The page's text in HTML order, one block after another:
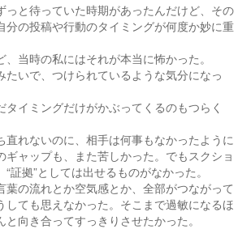
っと待っていた時期があったんだけど、その
分の投稿や行動のタイミングが何度か妙に重
当時の私にはそれが本当に怖かった。
たいで、つけられているような気分になっ
イミングだけがかぶってくるのもつらく
直れないのに、相手は何事もなかったように
ャップも、また苦しかった。でもスクショ
証拠”としては出せるものがなかった。
葉の流れとか空気感とか、全部がつながって
しても思えなかった。そこまで過敏になるほ
向き合ってすっきりさせたかった。